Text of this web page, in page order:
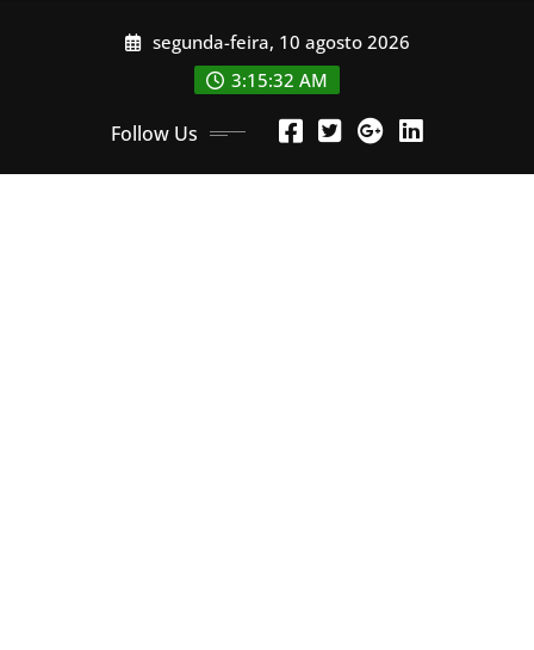
segunda-feira, 10 agosto 2026
3:15:35 AM
Follow Us